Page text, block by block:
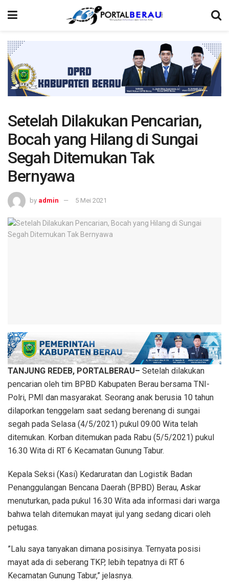
Setelah Dilakukan Pencarian,
Bocah yang Hilang di Sungai
Segah Ditemukan Tak
Bernyawa
by admin 5 Mei 2021
TANJUNG REDEB, PORTALBERAU– Setelah dilakukan
pencarian oleh tim BPBD Kabupaten Berau bersama TNI-
Polri, PMI dan masyarakat. Seorang anak berusia 10 tahun
dilaporkan tenggelam saat sedang berenang di sungai
segah pada Selasa (4/5/2021) pukul 09.00 Wita telah
ditemukan. Korban ditemukan pada Rabu (5/5/2021) pukul
16.30 Wita di RT 6 Kecamatan Gunung Tabur.
Kepala Seksi (Kasi) Kedaruratan dan Logistik Badan
Penanggulangan Bencana Daerah (BPBD) Berau, Askar
menuturkan, pada pukul 16.30 Wita ada informasi dari warga
bahwa telah ditemukan mayat ijul yang sedang dicari oleh
petugas.
”Lalu saya tanyakan dimana posisinya. Ternyata posisi
mayat ada di seberang TKP, lebih tepatnya di RT 6
Kecamatan Gunung Tabur,” jelasnya.